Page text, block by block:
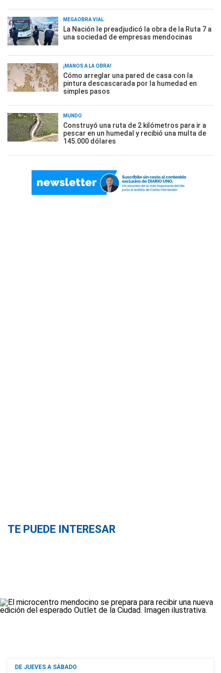
MEGAOBRA VIAL
La Nación le preadjudicó la obra de la Ruta 7 a
una sociedad de empresas mendocinas
¡MANOS A LA OBRA!
Cómo arreglar una pared de casa con la
pintura descascarada por la humedad en
simples pasos
MUNDO
Construyó una ruta de 2 kilómetros para ir a
pescar en un humedal y recibió una multa de
145.000 dólares
TE PUEDE INTERESAR
DE JUEVES A SÁBADO